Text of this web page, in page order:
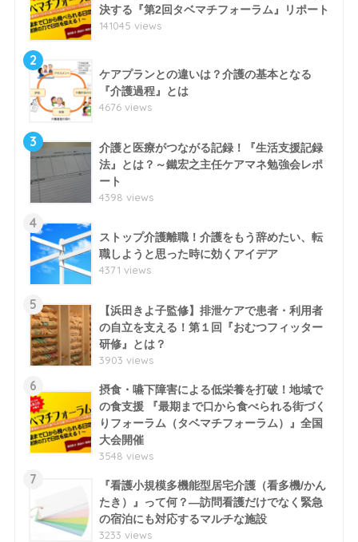
決する『第2回タベマチフォーラム』リポート
141045 views
2
ケアプランとの違いは？介護の基本となる
『介護過程』とは
4676 views
3
介護と医療がつながる記録！『生活支援記録
法』とは？～鐵宏之主任ケアマネ勉強会レポ
ート
4398 views
4
ストップ介護離職！介護をもう辞めたい、転
職しようと思った時に効くアイデア
4371 views
5
【浜田きよ子監修】排泄ケアで患者・利用者
の自立を支える！第１回『おむつフィッター
研修』とは？
3903 views
6
摂食・嚥下障害による低栄養を打破！地域で
の食支援 『最期まで口から食べられる街づく
りフォーラム（タベマチフォーラム）』全国
大会開催
3548 views
7
『看護小規模多機能型居宅介護（看多機/かん
たき）』って何？―訪問看護だけでなく緊急
の宿泊にも対応するマルチな施設
3233 views